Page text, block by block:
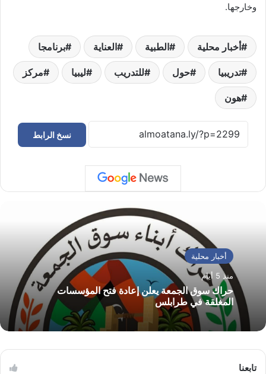
وخارجها.
أخبار محلية الطبية العناية برنامجا
تدريبيا حول للتدريب ليبيا مركز
هون
نسخ الرابط
أخبار محلية
منذ 5 أيام
حراك سوق الجمعة يعلن إعادة فتح المؤسسات
المغلقة في طرابلس
تابعنا